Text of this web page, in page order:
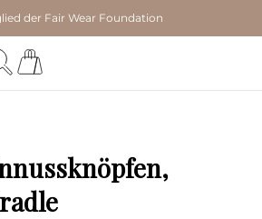
der Fair Wear Foundation